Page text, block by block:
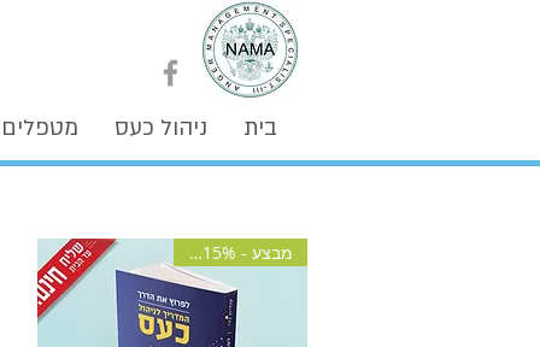
בית ניהול כעס מטפלים
מבצע - 15% הנחה!